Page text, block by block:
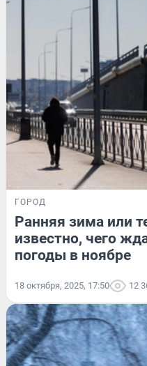
ГОРОД
Ранняя зима или
известно, чего
погоды в ноябре
18 октября, 2025, 17:50 12